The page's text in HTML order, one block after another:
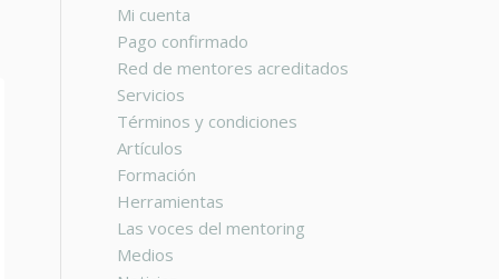
Mi cuenta
Pago confirmado
Red de mentores acreditados
Servicios
Términos y condiciones
Artículos
Formación
Herramientas
Las voces del mentoring
Medios